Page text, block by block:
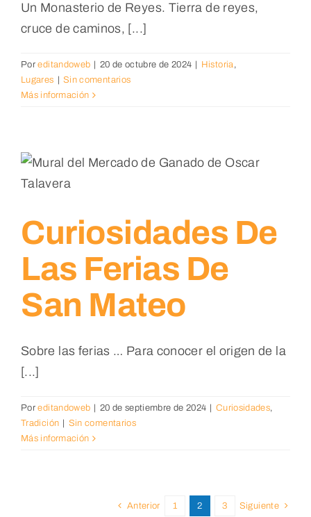
Un Monasterio de Reyes. Tierra de reyes,
cruce de caminos, [...]
Poreditandoweb 20 de octubre de 2024 Historia,
Lugares
Sin comentarios
Más información
Curiosidades De
Las Ferias De
San Mateo
Sobre las ferias … Para conocer el origen de la
[...]
Poreditandoweb 20 de septiembre de 2024 Curiosidades,
Tradición
Sin comentarios
Más información
Anterior 1 2 3 Siguiente